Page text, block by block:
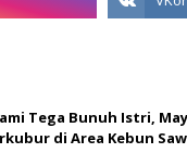
Tega Bunuh Istri,
di Area Kebun